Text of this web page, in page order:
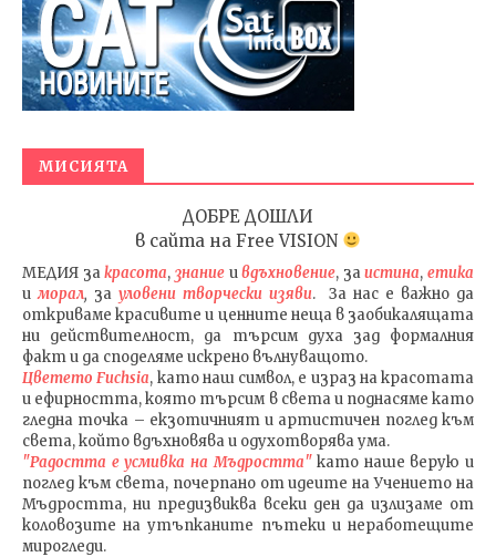
МИСИЯТА
ДОБРЕ ДОШЛИ
в сайта на Free VISION
МЕДИЯ закрасота, знаниеивдъхновение, заистина, етика
иморал, за уловени творчески изяви. За нас е важно да
откриваме красивите и ценните неща в заобикалящата
ни действителност, да търсим духа зад формалния
факт и да споделяме искрено вълнуващото.
Цветето Fuchsia, като наш символ, е израз на красотата
и ефирността, която търсим в света и поднасяме като
гледна точка – екзотичният и артистичен поглед към
света, който вдъхновява и одухотворява ума.
"Радостта е усмивка на Мъдростта"като наше верую и
поглед към света, почерпано от идеите на Учението на
Мъдростта, ни предизвиква всеки ден да излизаме от
коловозите на утъпканите пътеки и неработещите
мирогледи.